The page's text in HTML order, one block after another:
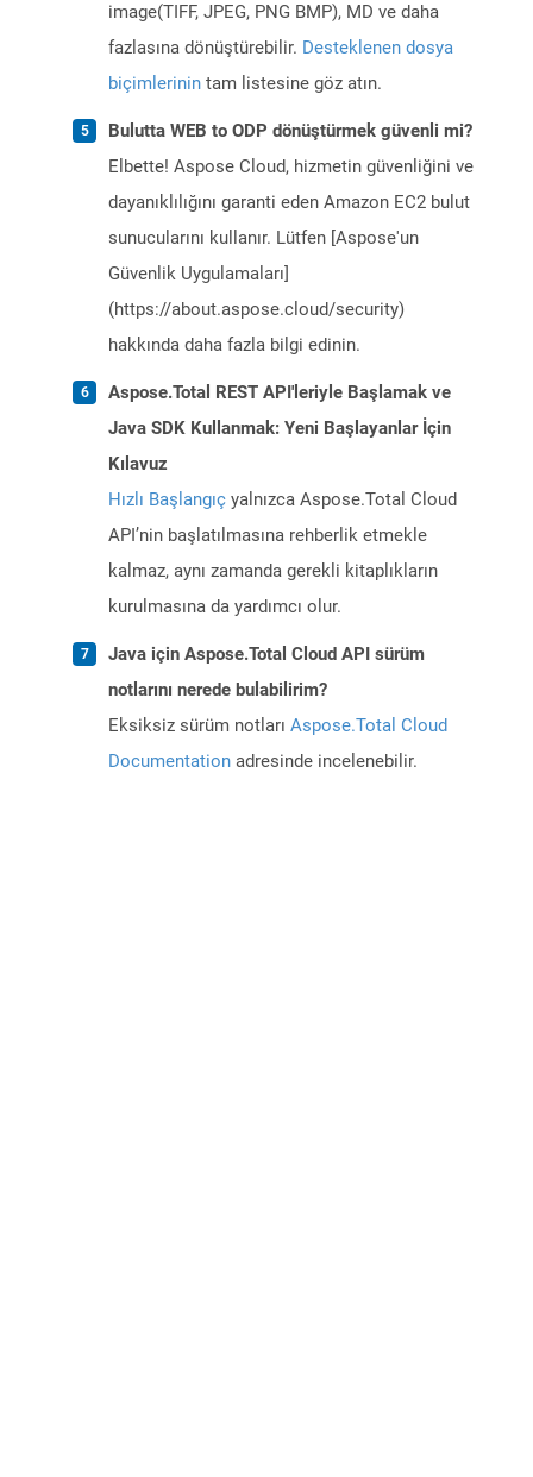
image(TIFF, JPEG, PNG BMP), MD ve daha
fazlasına dönüştürebilir. Desteklenen dosya
biçimlerinin tam listesine göz atın.
Bulutta WEB to ODP dönüştürmek güvenli mi?
Elbette! Aspose Cloud, hizmetin güvenliğini ve
dayanıklılığını garanti eden Amazon EC2 bulut
sunucularını kullanır. Lütfen [Aspose'un
Güvenlik Uygulamaları]
(https://about.aspose.cloud/security)
hakkında daha fazla bilgi edinin.
Aspose.Total REST API'leriyle Başlamak ve
Java SDK Kullanmak: Yeni Başlayanlar İçin
Kılavuz
Hızlı Başlangıç yalnızca Aspose.Total Cloud
API’nin başlatılmasına rehberlik etmekle
kalmaz, aynı zamanda gerekli kitaplıkların
kurulmasına da yardımcı olur.
Java için Aspose.Total Cloud API sürüm
notlarını nerede bulabilirim?
Eksiksiz sürüm notları Aspose.Total Cloud
Documentation adresinde incelenebilir.